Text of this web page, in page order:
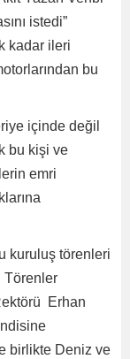
istedi”
kadar ileri
bu
içinde değil
bu kişi ve
emri
kuruluş törenleri
Törenler
Erhan
birlikte Deniz ve